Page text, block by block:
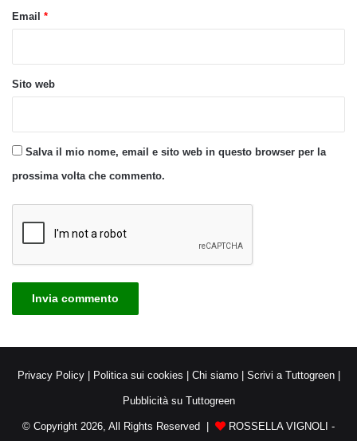
Email *
Sito web
Salva il mio nome, email e sito web in questo browser per la
prossima volta che commento.
Privacy Policy| Politica sui cookies Chi siamo| Scrivi a Tuttogreen|
Pubblicità su Tuttogreen
© Copyright 2026, All Rights Reserved | ROSSELLA VIGNOLI -